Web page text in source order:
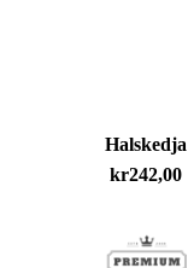
Halskedja
kr242,00